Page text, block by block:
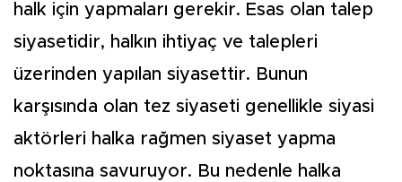
halk için yapmaları gerekir. Esas olan talep
siyasetidir, halkın ihtiyaç ve talepleri
üzerinden yapılan siyasettir. Bunun
karşısında olan tez siyaseti genellikle siyasi
aktörleri halka rağmen siyaset yapma
noktasına savuruyor. Bu nedenle halka